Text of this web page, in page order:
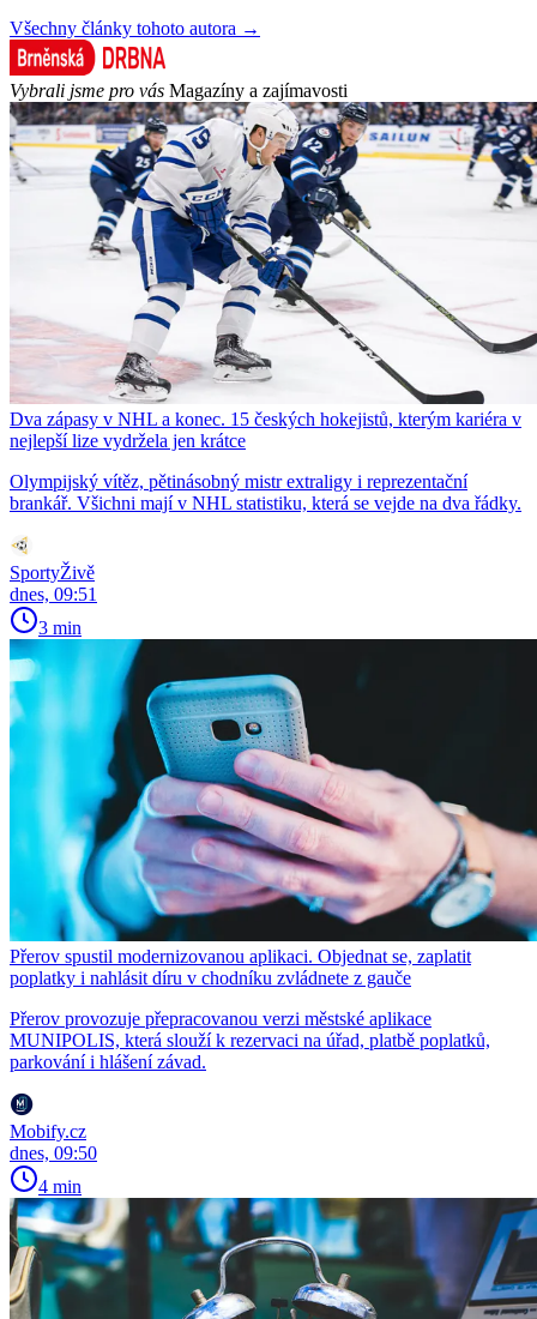
Všechny články tohoto autora →
Vybrali jsme pro vás Magazíny a zajímavosti
Dva zápasy v NHL a konec. 15 českých hokejistů, kterým kariéra v
nejlepší lize vydržela jen krátce
Olympijský vítěz, pětinásobný mistr extraligy i reprezentační
brankář. Všichni mají v NHL statistiku, která se vejde na dva řádky.
SportyŽivě
dnes, 09:51
3 min
Přerov spustil modernizovanou aplikaci. Objednat se, zaplatit
poplatky i nahlásit díru v chodníku zvládnete z gauče
Přerov provozuje přepracovanou verzi městské aplikace
MUNIPOLIS, která slouží k rezervaci na úřad, platbě poplatků,
parkování i hlášení závad.
Mobify.cz
dnes, 09:50
4 min